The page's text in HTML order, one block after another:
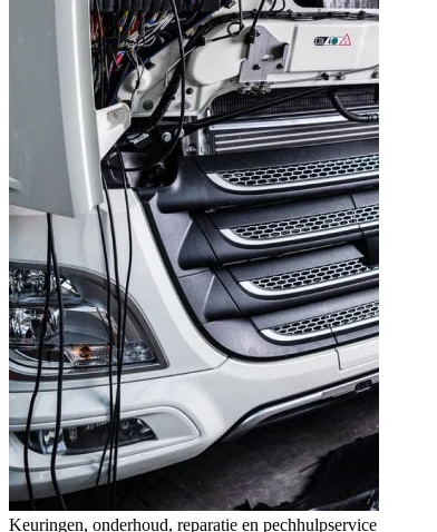
Keuringen, onderhoud, reparatie en pechhulpservice